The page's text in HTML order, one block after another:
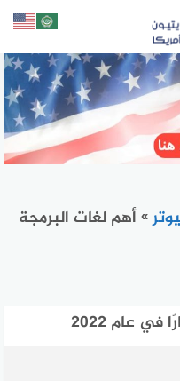
»أهم لغات البرمجة
عام 2022